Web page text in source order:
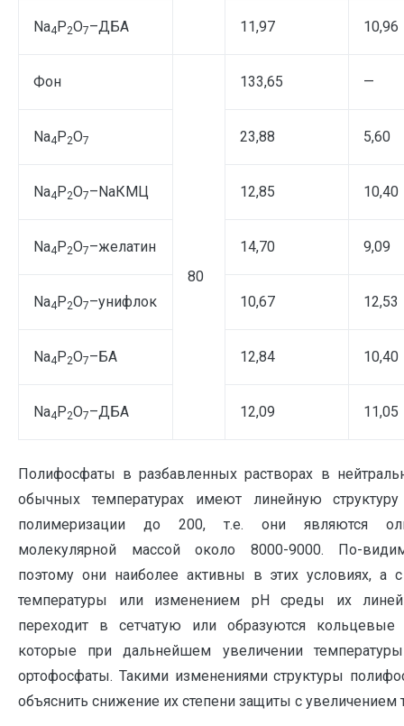
Na4P2O7–ДБА 11,97 10,96
Фон
80
133,65 —
Na4P2O7 23,88 5,60
Na4P2O7–NaКМЦ 12,85 10,40
Na4P2O7–желатин 14,70 9,09
Na4P2O7–унифлок 10,67 12,53
Na4P2O7–БА 12,84 10,40
Na4P2O7–ДБА 12,09 11,05
Полифосфаты в разбавленных растворах в
обычных температурах имеют линейную
полимеризации до 200, т.е. они являются
молекулярной массой около 8000-9000. По-
поэтому они наиболее активны в этих условиях, а
температуры или изменением рН среды их
переходит в сетчатую или образуются кольцевые
которые при дальнейшем увеличении
ортофосфаты. Такими изменениями структуры
объяснить снижение их степени защиты с увеличением